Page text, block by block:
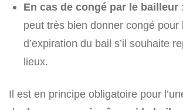
En cas de congé par le bailleur
peut très bien donner congé pour
d’expiration du bail s’il souhaite
lieux.
Il est en principe obligatoire pour